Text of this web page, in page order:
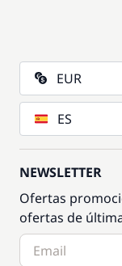
EUR
ES
NEWSLETTER
Ofertas
ofertas de